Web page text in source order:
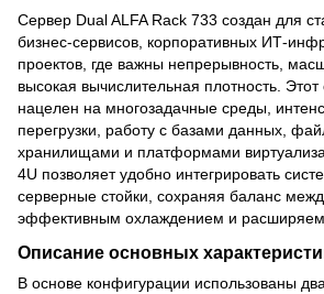
Сервер Dual ALFA Rack 733 создан для
бизнес-сервисов, корпоративных ИТ-
проектов, где важны непрерывность,
высокая вычислительная плотность.
нацелен на многозадачные среды,
перегрузки, работу с базами данных,
хранилищами и платформами
4U позволяет удобно интегрировать
серверные стойки, сохраняя баланс
эффективным охлаждением и
Описание основных
В основе конфигурации использованы